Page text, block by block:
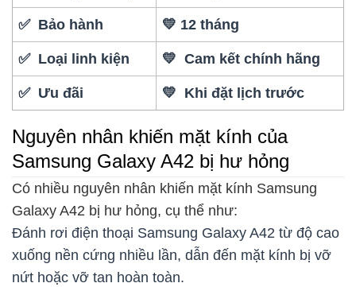
✅ Bảo hành 💛 12 tháng
✅ Loại linh kiện 💛 Cam kết chính hãng
✅ Ưu đãi 💛 Khi đặt lịch trước
Nguyên nhân khiến mặt kính của
Samsung Galaxy A42 bị hư hỏng
Có nhiều nguyên nhân khiến mặt kính Samsung
Galaxy A42 bị hư hỏng, cụ thể như:
Đánh rơi điện thoại Samsung Galaxy A42 từ độ cao
xuống nền cứng nhiều lần, dẫn đến mặt kính bị vỡ
nứt hoặc vỡ tan hoàn toàn.